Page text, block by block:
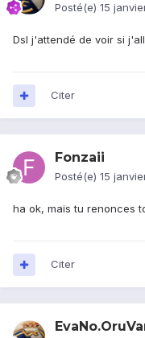
Posté(e) 15
Dsl j'attendé de voir si
Citer
Fonzaii
Posté(e) 15
ha ok, mais tu renonces
Citer